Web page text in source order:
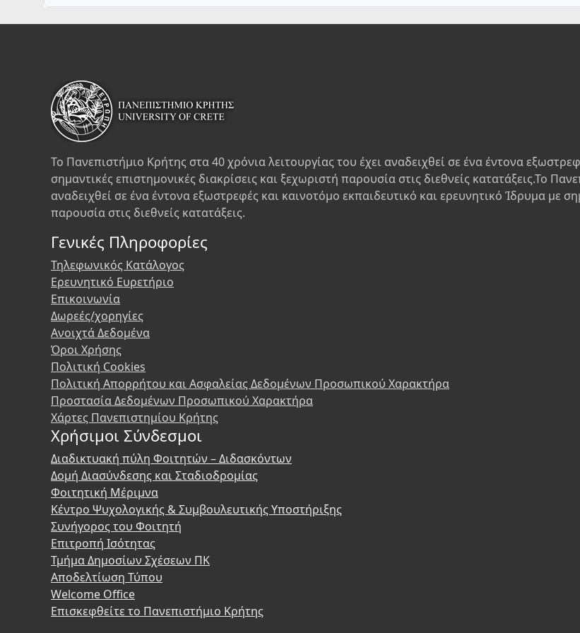
Το Πανεπιστήμιο Κρήτης στα 40 χρόνια λειτουργίας του έχει αναδειχθεί σε ένα έντονα
σημαντικές επιστημονικές διακρίσεις και ξεχωριστή παρουσία στις διεθνείς κατατάξεις.Το
αναδειχθεί σε ένα έντονα εξωστρεφές και καινοτόμο εκπαιδευτικό και ερευνητικό Ίδρυμα με
παρουσία στις διεθνείς κατατάξεις.
Γενικές Πληροφορίες
Τηλεφωνικός Κατάλογος
Ερευνητικό Ευρετήριο
Επικοινωνία
Δωρεές/χορηγίες
Ανοιχτά Δεδομένα
Όροι Χρήσης
Πολιτική Cookies
Πολιτική Απορρήτου και Ασφαλείας Δεδομένων Προσωπικού Χαρακτήρα
Προστασία Δεδομένων Προσωπικού Χαρακτήρα
Χάρτες Πανεπιστημίου Κρήτης
Χρήσιμοι Σύνδεσμοι
Διαδικτυακή πύλη Φοιτητών – Διδασκόντων
Δομή Διασύνδεσης και Σταδιοδρομίας
Φοιτητική Μέριμνα
Κέντρο Ψυχολογικής & Συμβουλευτικής Υποστήριξης
Συνήγορος του Φοιτητή
Επιτροπή Ισότητας
Τμήμα Δημοσίων Σχέσεων ΠΚ
Αποδελτίωση Τύπου
Welcome Office
Επισκεφθείτε το Πανεπιστήμιο Κρήτης